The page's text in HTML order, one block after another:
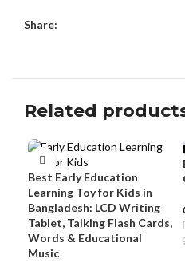
Share:
Related
Best Early Education
Learning Toy for Kids in
Bangladesh: LCD Writing
Tablet, Talking Flash Cards,
Words & Educational
Music